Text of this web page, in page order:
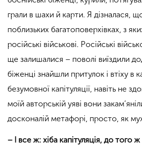
грали в шахи й карти. Я дізналася,
поблизьких багатоповерхівках, з
російські військові. Російські
ще залишалися – поволі виїздили
біженці знайшли притулок і втіху в
безумовної капітуляції, навіть не
моїй авторській уяві вони
досконалій метафорі, просто, як
– І все ж: хіба капітуляція, до того